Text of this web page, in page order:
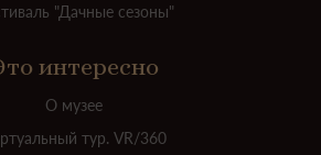
"Дачные сезоны"
интересно
О музее
тур. VR/360